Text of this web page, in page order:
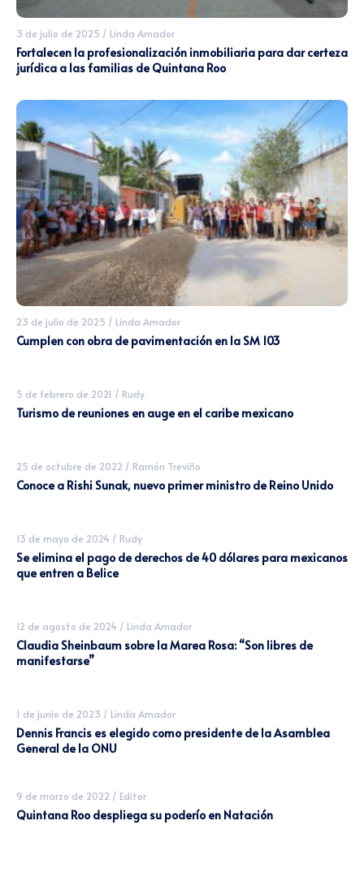
3 de julio de 2025 / Linda Amador
Fortalecen la profesionalización inmobiliaria para dar certeza
jurídica a las familias de Quintana Roo
23 de julio de 2025 / Linda Amador
Cumplen con obra de pavimentación en la SM 103
5 de febrero de 2021 / Rudy
Turismo de reuniones en auge en el caribe mexicano
25 de octubre de 2022 / Ramón Treviño
Conoce a Rishi Sunak, nuevo primer ministro de Reino Unido
13 de mayo de 2024 / Rudy
Se elimina el pago de derechos de 40 dólares para mexicanos
que entren a Belice
12 de agosto de 2024 / Linda Amador
Claudia Sheinbaum sobre la Marea Rosa: “Son libres de
manifestarse”
1 de junio de 2023 / Linda Amador
Dennis Francis es elegido como presidente de la Asamblea
General de la ONU
9 de marzo de 2022 / Editor
Quintana Roo despliega su poderío en Natación